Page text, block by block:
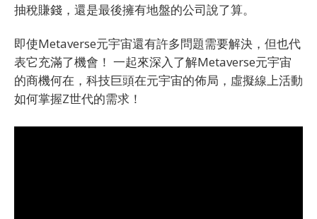
抽稅賺錢，還是最後擁有地盤的公司說了算。
即使Metaverse元宇宙還有許多問題需要解決，但也代
表它充滿了機會！ 一起來深入了解Metaverse元宇宙
的商機何在，科技巨頭在元宇宙的佈局，虛擬線上活動
如何掌握Z世代的需求！